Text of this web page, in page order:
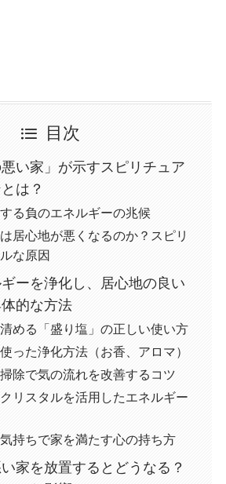
目次
悪い家」が示すスピリチュア
は？
る負のエネルギーの兆候
居心地が悪くなるのか？スピリ
な原因
ーを浄化し、居心地の良い
的な方法
める「盛り塩」の正しい使い方
った浄化方法（お香、アロマ）
除で気の流れを改善するコツ
リスタルを活用したエネルギー
持ちで家を満たす心の持ち方
家を放置するとどうなる？